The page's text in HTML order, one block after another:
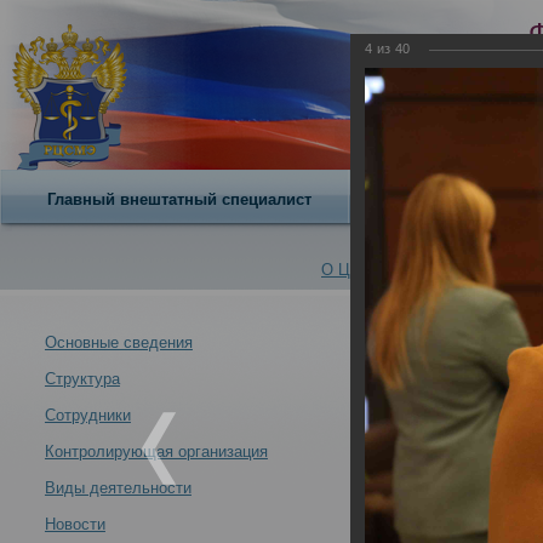
Главный внештатный специалист О центре
О Центре -
Новости -
Сотрудники РЦСМЭ 08-09.09.2022 приняли участие в
Основные сведения
Структура
Сотрудники
Контролирующая организация
Виды деятельности
Новости
Альбомы
Сотрудники
проведенной
12.09.2022
4 из 40